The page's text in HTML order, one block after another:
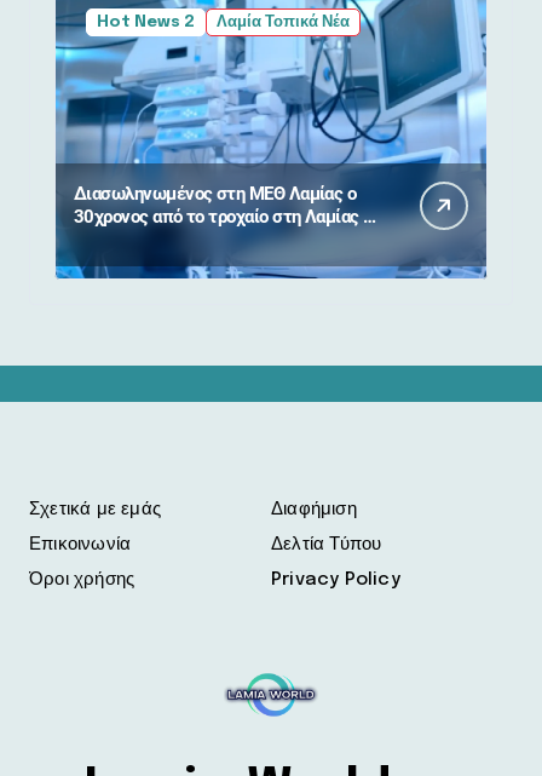
Hot News 2 Λαμία Τοπικά Νέα
Διασωληνωμένος στη ΜΕΘ Λαμίας ο
30χρονος από το τροχαίο στη Λαμίας –
Σχετικά με εμάς
Επικοινωνία
Όροι χρήσης
Διαφήμιση
Δελτία Τύπου
Privacy Policy